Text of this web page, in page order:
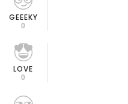
GEEEKY
0
LOVE
0